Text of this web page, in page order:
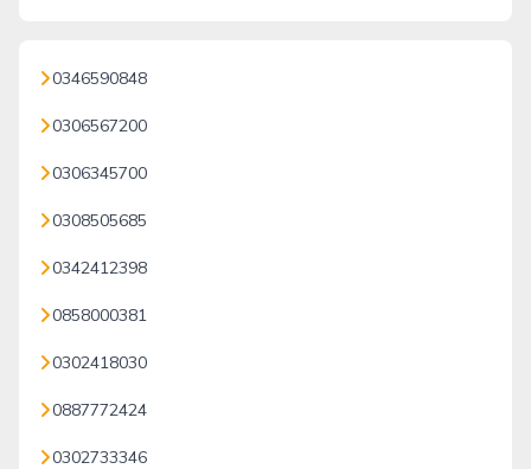
0346590848
0306567200
0306345700
0308505685
0342412398
0858000381
0302418030
0887772424
0302733346